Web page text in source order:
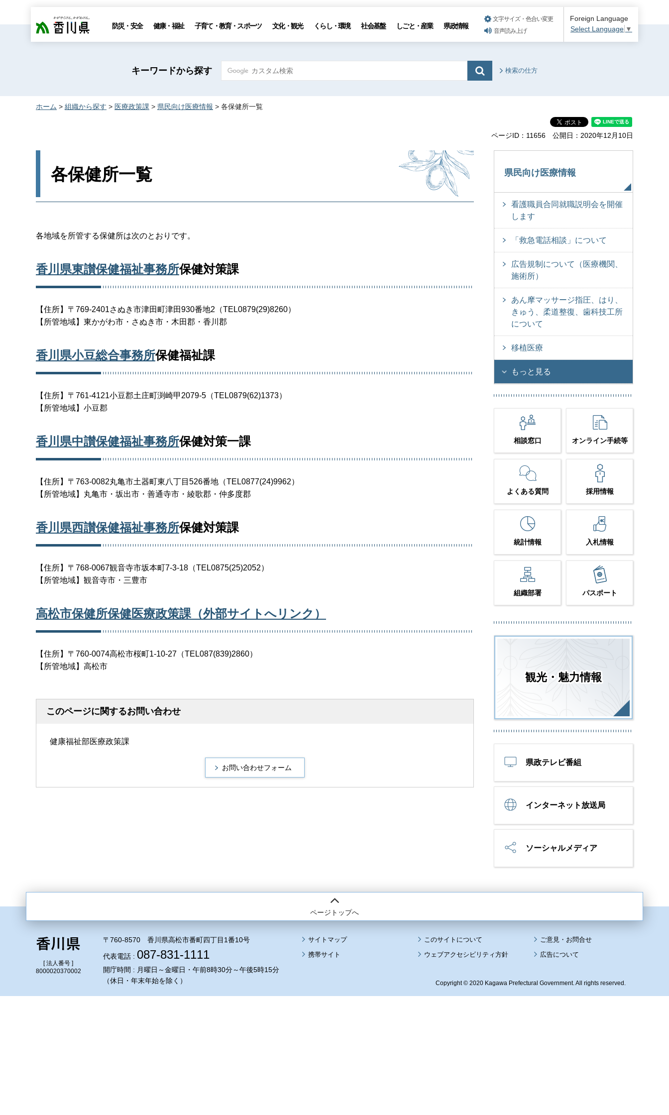
香川県 防災・安全 健康・福祉 子育て・教育・スポーツ 文化・観光 くらし・環境 社会基盤 しごと・産業 県政情報
文字サイズ・色合い変更
音声読み上げ
Foreign Language
Select Language ▼
キーワードから探す 検索の仕方
ホーム > 組織から探す > 医療政策課 > 県民向け医療情報 > 各保健所一覧
ページID：11656 公開日：2020年12月10日
各保健所一覧
各地域を所管する保健所は次のとおりです。
香川県東讃保健福祉事務所保健対策課
【住所】〒769-2401さぬき市津田町津田930番地2（TEL0879(29)8260）
【所管地域】東かがわ市・さぬき市・木田郡・香川郡
香川県小豆総合事務所保健福祉課
【住所】〒761-4121小豆郡土庄町渕崎甲2079-5（TEL0879(62)1373）
【所管地域】小豆郡
香川県中讃保健福祉事務所保健対策一課
【住所】〒763-0082丸亀市土器町東八丁目526番地（TEL0877(24)9962）
【所管地域】丸亀市・坂出市・善通寺市・綾歌郡・仲多度郡
香川県西讃保健福祉事務所保健対策課
【住所】〒768-0067観音寺市坂本町7-3-18（TEL0875(25)2052）
【所管地域】観音寺市・三豊市
高松市保健所保健医療政策課（外部サイトへリンク）
【住所】〒760-0074高松市桜町1-10-27（TEL087(839)2860）
【所管地域】高松市
このページに関するお問い合わせ
健康福祉部医療政策課
県民向け医療情報
看護職員合同就職説明会を開催
します
「救急電話相談」について
広告規制について（医療機関、
施術所）
あん摩マッサージ指圧、はり、
きゅう、柔道整復、歯科技工所
について
移植医療
もっと見る
相談窓口 オンライン手続等
よくある質問 採用情報
統計情報 入札情報
組織部署 パスポート
観光・魅力情報
県政テレビ番組
インターネット放送局
ソーシャルメディア
ページトップへ
[ 法人番号 ]
8000020370002
〒760-8570 香川県高松市番町四丁目1番10号
代表電話 : 087-831-1111
開庁時間 : 月曜日～金曜日・午前8時30分～午後5時15分
（休日・年末年始を除く）
サイトマップ
このサイトについて
携帯サイト
ウェブアクセシビリティ方針 広告について
Copyright © 2020 Kagawa Prefectural Government. All rights reserved.